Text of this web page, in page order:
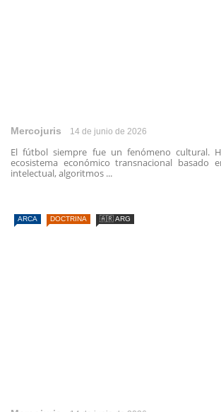
Mercojuris 14 de junio de 2026
El fútbol siempre fue un fenómeno cultural.
ecosistema económico transnacional basado
intelectual, algoritmos ...
ARCA DOCTRINA 🇦🇷 ARG